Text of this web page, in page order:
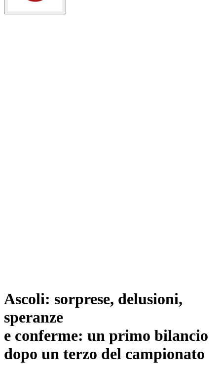
Ascoli: sorprese, delusioni,
speranze
e conferme: un primo bilancio
dopo un terzo del campionato